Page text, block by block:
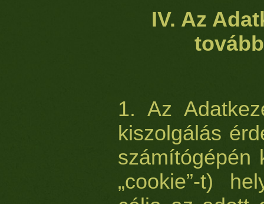
IV. Az
1. Az
kiszolgálás
számítógépén
„cookie”-t)